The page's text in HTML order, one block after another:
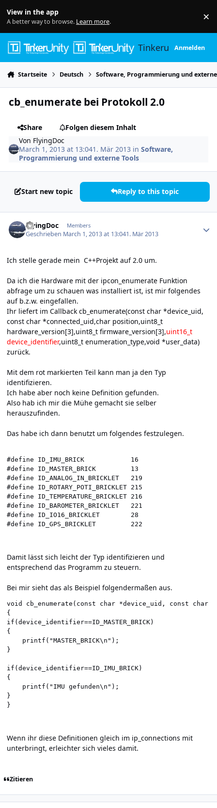
View in the app
A better way to browse. Learn more. ×
TinkerunityAnmelden
Startseite Deutsch Software, Programmierung und
cb_enumerate bei Protokoll 2.0
Share
Folgen diesem Inhalt
Von FlyingDoc
March 1, 2013 at 13:041. Mär 2013 inSoftware,
Programmierung und externe Tools
Start new topic Reply to this topic
FlyingDoc Members
Geschrieben March 1, 2013 at 13:041. Mär 2013
Ich stelle gerade mein C++Projekt auf 2.0 um.
Da ich die Hardware mit der ipcon_enumerate Funktion
abfrage um zu schauen was installiert ist, ist mir folgendes
auf b.z.w. eingefallen.
Ihr liefert im Callback cb_enumerate(const char *device_uid,
const char *connected_uid,char position,uint8_t
hardware_version[3],uint8_t firmware_version[3],uint16_t
device_identifier,uint8_t enumeration_type,void *user_data)
zurück.
Mit dem rot markierten Teil kann man ja den Typ
identifizieren.
Ich habe aber noch keine Definition gefunden.
Also hab ich mir die Mühe gemacht sie selber
herauszufinden.
Das habe ich dann benutzt um folgendes festzulegen.
#define ID_IMU_BRICK			16
#define ID_MASTER_BRICK			13
#define ID_ANALOG_IN_BRICKLET	219
#define ID_ROTARY_POTI_BRICKLET	215
#define ID_TEMPERATURE_BRICKLET	216
#define ID_BAROMETER_BRICKLET	221
#define ID_IO16_BRICKLET		28
Damit lässt sich leicht der Typ identifizieren und
entsprechend das Programm zu steuern.
Bei mir sieht das als Beispiel folgendermaßen aus.
void cb_enumerate(const char *device_uid, const
{
if(device_identifier==ID_MASTER_BRICK)
{
}
if(device_identifier==ID_IMU_BRICK)
{
}
Wenn ihr diese Definitionen gleich im ip_connections mit
unterbringt, erleichter sich vieles damit.
Zitieren